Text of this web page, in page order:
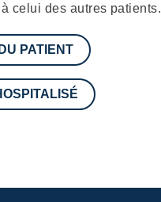
celui des autres patients.
PATIENT